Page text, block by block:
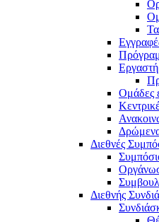
Ομάδες
Διεθνές
Διεθνής